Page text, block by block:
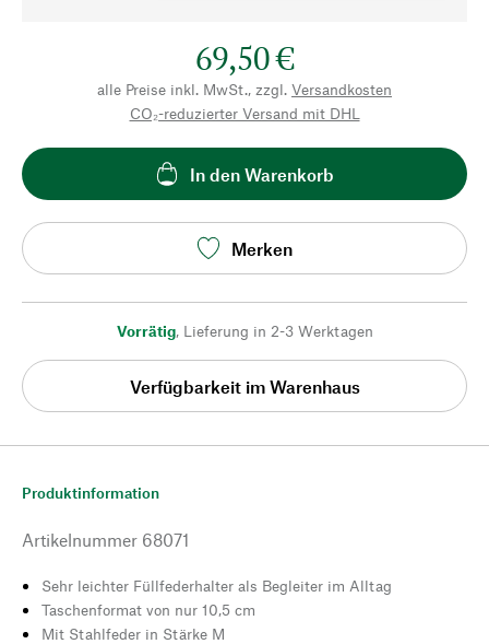
69,50 €
alle Preise inkl. MwSt., zzgl. Versandkosten
CO₂-reduzierter Versand mit DHL
In den Warenkorb
Merken
Vorrätig, Lieferung in 2-3 Werktagen
Verfügbarkeit im Warenhaus
Produktinformation
Artikelnummer 68071
Sehr leichter Füllfederhalter als Begleiter im Alltag
Taschenformat von nur 10,5 cm
Mit Stahlfeder in Stärke M